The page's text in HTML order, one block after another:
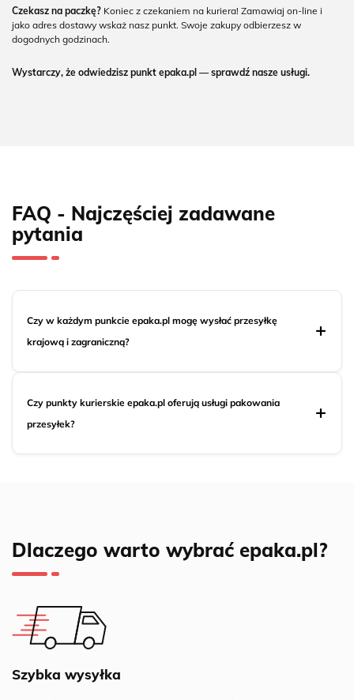
Czekasz na paczkę? Koniec z czekaniem na kuriera! Zamawiaj on-line i
jako adres dostawy wskaż nasz punkt. Swoje zakupy odbierzesz w
dogodnych godzinach.
Wystarczy, że odwiedzisz punkt epaka.pl — sprawdź nasze usługi.
FAQ - Najczęściej zadawane
pytania
Czy w każdym punkcie epaka.pl mogę wysłać przesyłkę
krajową i zagraniczną?
Czy punkty kurierskie epaka.pl oferują usługi pakowania
przesyłek?
Dlaczego warto wybrać epaka.pl?
Szybka wysyłka